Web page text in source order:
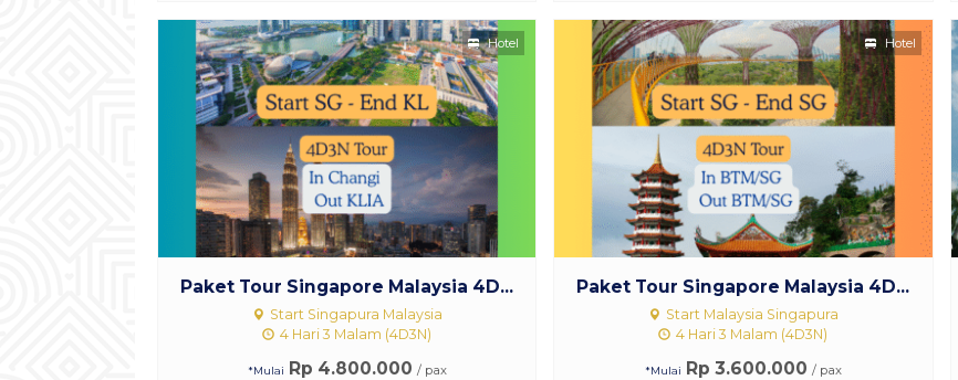
Paket Tour Singapore Malaysia 4D...
Start Singapura Malaysia
4 Hari 3 Malam (4D3N)
*Mulai Rp 4.800.000 / pax
Hotel
Paket Tour Singapore Malaysia 4D...
Start Malaysia Singapura
4 Hari 3 Malam (4D3N)
*Mulai Rp 3.600.000 / pax
Hotel